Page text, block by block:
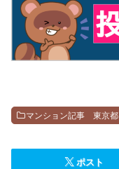
マンション記事 東京都
ポスト